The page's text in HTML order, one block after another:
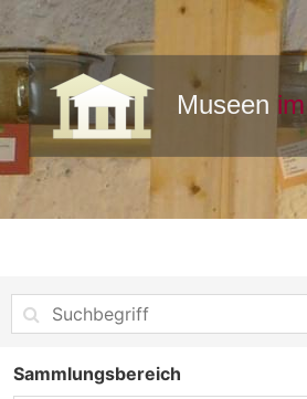
Sammlungsbereich